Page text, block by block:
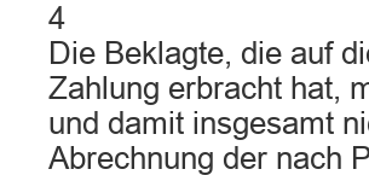
4
Die Beklagte, die auf
Zahlung erbracht hat,
und damit insgesamt
Abrechnung der nach